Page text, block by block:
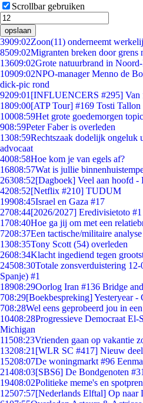
Scrollbar gebruiken
opslaan
3909:02Zoon(11) onderneemt
8509:02Migranten breken door grens
13609:02Grote natuurbrand in
10909:02NPO-manager Menno de
dick-pic rond
9209:01 [INFLUENCERS #295] Van
1809:00[ATP Tour] #169 Tosti
10008:59Het grote goedemorgen
908:59Peter Faber is overleden
1308:59Rechtszaak dodelijk ongeluk
advocaat
4008:58Hoe kom je van egels af?
16808:57Wat is jullie
26308:52[Dagboek] Veel aan hoofd -
4208:52[Netflix #210] TUDUM
19908:45Israel en Gaza #17
2708:44[2026/2027] Eredivisietoto #1
1708:40Hoe ga jij om met een
7208:37Een tactische/militaire
1308:35Tony Scott (54) overleden
2608:34Klacht ingediend tegen
24508:30Totale zonsverduistering
Spanje) #1
18908:29Oorlog Iran #136 Bridge
708:29[Boekbespreking] Yesteryear -
708:28Wel eens geprobeerd jou in
10408:28Progressieve Democraat
Michigan
11508:23Vrienden gaan op vakantie
13208:21 [WLR SC #417] Nieuw
15208:07De woningmarkt #96
21408:03[SBS6] De Bondgenoten
19408:02Politieke meme's en
12507:57[Nederlands Elftal] Op naar